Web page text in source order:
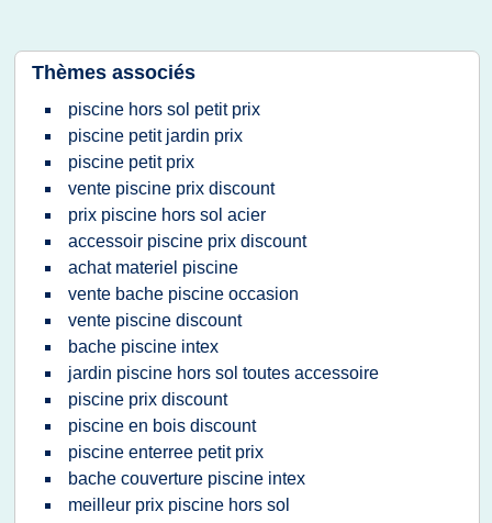
Thèmes associés
piscine hors sol petit prix
piscine petit jardin prix
piscine petit prix
vente piscine prix discount
prix piscine hors sol acier
accessoir piscine prix discount
achat materiel piscine
vente bache piscine occasion
vente piscine discount
bache piscine intex
jardin piscine hors sol toutes accessoire
piscine prix discount
piscine en bois discount
piscine enterree petit prix
bache couverture piscine intex
meilleur prix piscine hors sol